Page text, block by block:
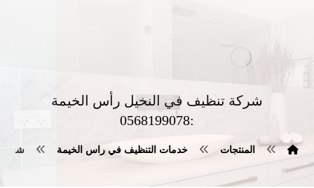
شركة تنظيف في النخيل رأس الخيمة
:0568199078
المنتجات خدمات التنظيف في راس الخيمة شركة